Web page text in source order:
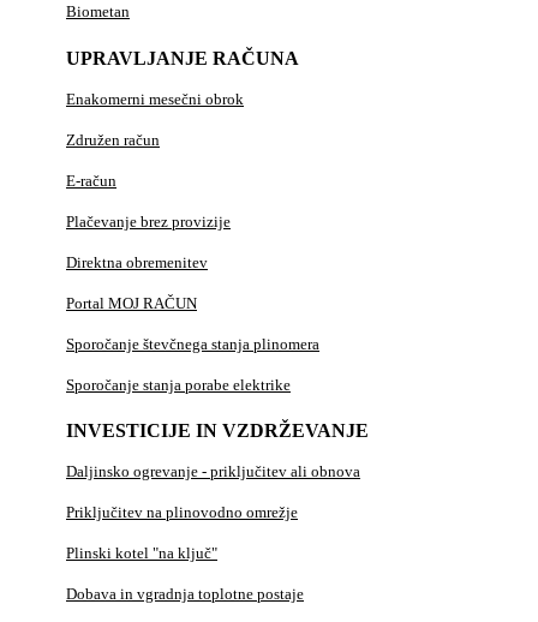
Biometan
UPRAVLJANJE RAČUNA
Enakomerni mesečni obrok
Združen račun
E-račun
Plačevanje brez provizije
Direktna obremenitev
Portal MOJ RAČUN
Sporočanje števčnega stanja plinomera
Sporočanje stanja porabe elektrike
INVESTICIJE IN VZDRŽEVANJE
Daljinsko ogrevanje - priključitev ali obnova
Priključitev na plinovodno omrežje
Plinski kotel "na ključ"
Dobava in vgradnja toplotne postaje